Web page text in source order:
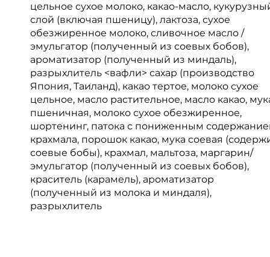
цельное сухое молоко, какао-масло,
слой (включая пшеницу), лактоза, сухое
обезжиренное молоко, сливочное масло /
эмульгатор (полученный из соевых бобов),
ароматизатор (полученный из миндаль),
разрыхлитель <вафли> сахар (производство
Япония, Таиланд), какао тертое, молоко сухое
цельное, масло растительное, масло какао,
пшеничная, молоко сухое обезжиренное,
шортенинг, патока с пониженным
крахмала, порошок какао, мука соевая
соевые бобы), крахмал, мальтоза, маргарин/
эмульгатор (полученный из соевых бобов),
краситель (карамель), ароматизатор
(полученный из молока и миндаля),
разрыхлитель